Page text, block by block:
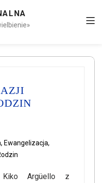
, Ewangelizacja,
Kiko Argüello z